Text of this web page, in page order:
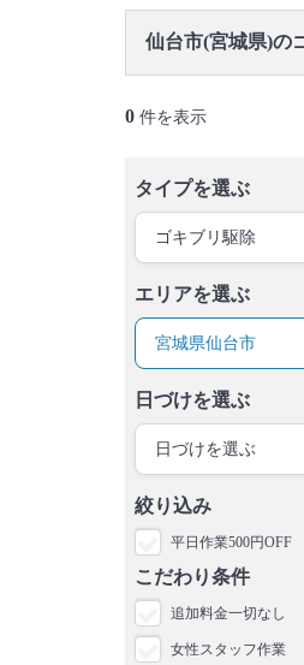
仙台市(宮城県)の
0 件を表示
タイプを選ぶ
ゴキブリ駆除
エリアを選ぶ
宮城県仙台市
日づけを選ぶ
日づけを選ぶ
絞り込み
平日作業500円OFF
こだわり条件
追加料金一切なし
女性スタッフ作業